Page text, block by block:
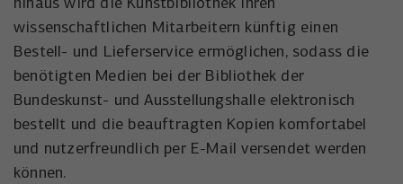
wissenschaftlichen Mitarbeitern künftig einen
Bestell- und Lieferservice ermöglichen, sodass die
benötigten Medien bei der Bibliothek der
Bundeskunst- und Ausstellungshalle elektronisch
bestellt und die beauftragten Kopien komfortabel
und nutzerfreundlich per E-Mail versendet werden
können.